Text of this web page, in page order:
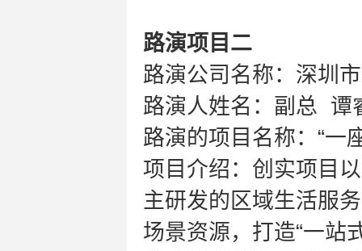
路演项目二
路演公司名称：深圳
路演人姓名：副总 谭
路演的项目名称：“一
项目介绍：创实项目
主研发的区域生活服
场景资源，打造“一站